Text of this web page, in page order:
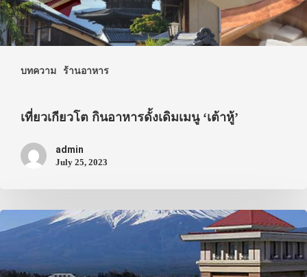
บทความ ร้านอาหาร
เที่ยวเกียวโต กินอาหารดั้งเดิมเมนู ‘เต้าหู้’
admin
July 25, 2023
ประเทศญี่ปุ่น
รถบัส
ที่พัก
สาระน่ารู้
VIDEO